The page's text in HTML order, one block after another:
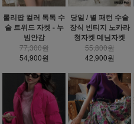
롤리팝 컬러 톡톡 수
술 트위드 자켓 - 누
빔안감
77,300원
54,900원
당일 / 별 패턴 수술
장식 빈티지 노카라
청자켓 데님자켓
55,800원
42,900원